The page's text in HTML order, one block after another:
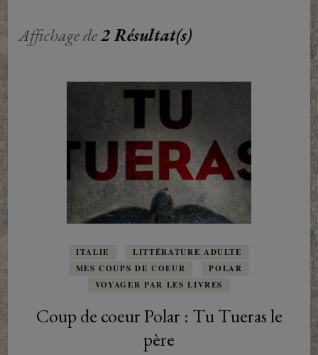
Affichage de2 Résultat(s)
ITALIE
LITTÉRATURE ADULTE
MES COUPS DE COEUR
POLAR
VOYAGER PAR LES LIVRES
Coup de coeur Polar : Tu Tueras le
père